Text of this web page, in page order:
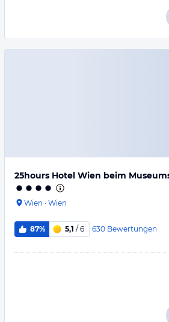
25hours Hotel Wien beim
Wien · Wien
87% 5,1 / 6 630 Bewertungen